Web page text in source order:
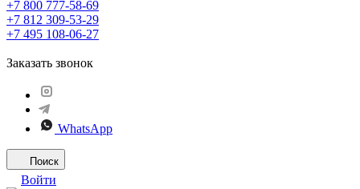
+7 800 777-58-69
+7 812 309-53-29
+7 495 108-06-27
Заказать звонок
WhatsApp
Поиск
Войти